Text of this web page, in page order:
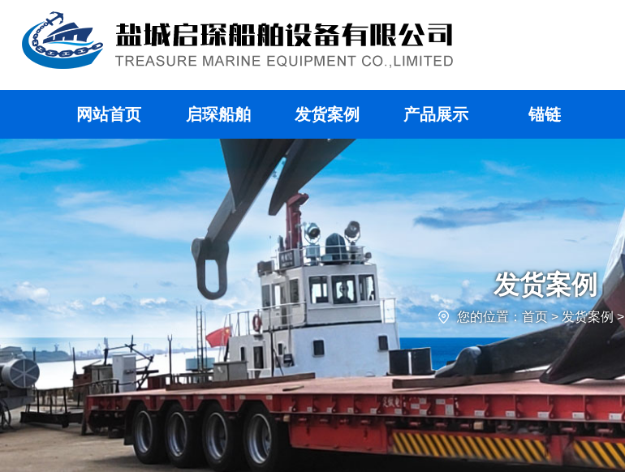
网站首页 启琛船舶 发货案例 产品展示 锚链
发货案例
您的位置：首页> 发货案例 >